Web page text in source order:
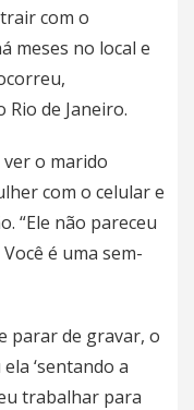
com o
meses no local e
de Janeiro.
o marido
com o celular e
“Ele não pareceu
é uma sem-
parar de gravar, o
‘sentando a
trabalhar para